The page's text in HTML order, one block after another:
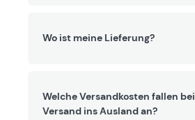
Wo ist meine Lieferung?
Welche Versandkosten fallen bei
Versand ins Ausland an?